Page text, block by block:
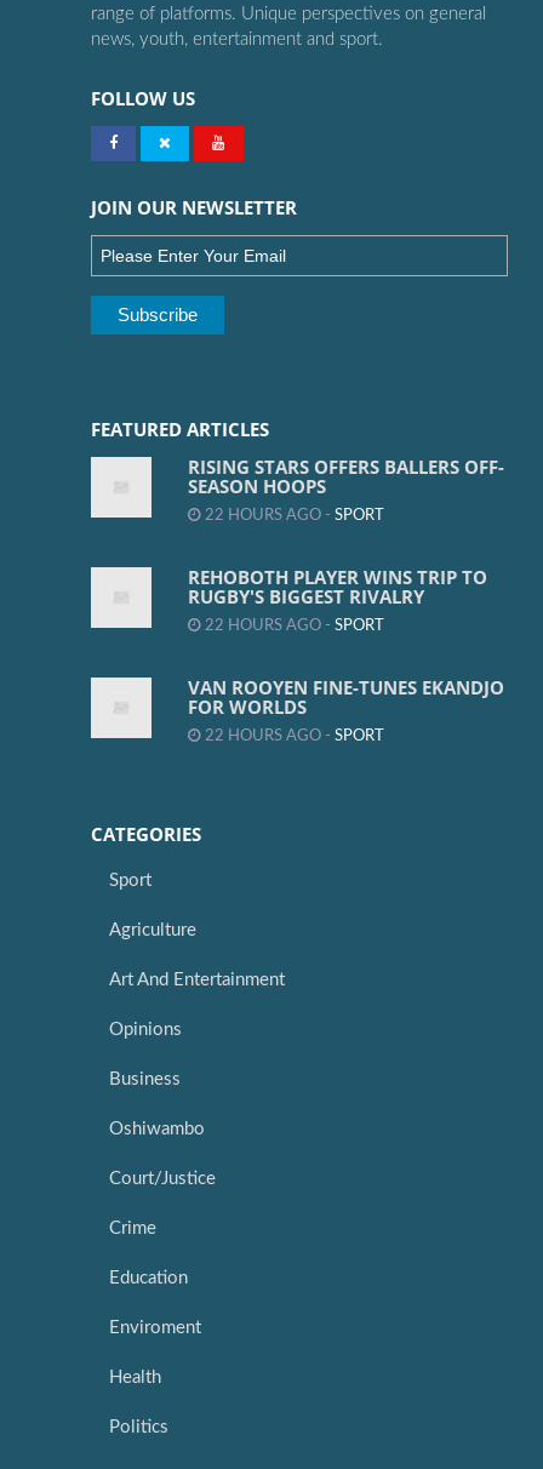
range of platforms. Unique perspectives on general
news, youth, entertainment and sport.
FOLLOW US
JOIN OUR NEWSLETTER
FEATURED ARTICLES
RISING STARS OFFERS BALLERS OFF-
SEASON HOOPS
22 HOURS AGO - SPORT
REHOBOTH PLAYER WINS TRIP TO
RUGBY'S BIGGEST RIVALRY
22 HOURS AGO - SPORT
VAN ROOYEN FINE-TUNES EKANDJO
FOR WORLDS
22 HOURS AGO - SPORT
CATEGORIES
Sport
Agriculture
Art And Entertainment
Opinions
Business
Oshiwambo
Court/Justice
Crime
Education
Enviroment
Health
Politics